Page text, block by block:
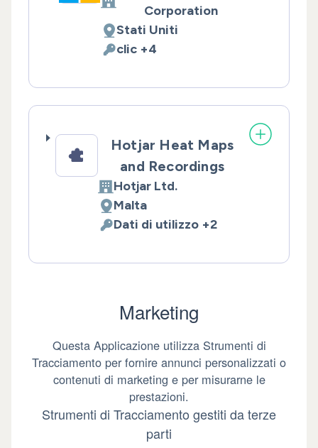
Azienda:Corporation
Luogo del trattamento:
Stati Uniti
Dati Personali trattati:
clic +4
Hotjar Heat Maps
and Recordings
Azienda:
Hotjar Ltd.
Luogo del trattamento:
Malta
Dati Personali trattati:
Dati di utilizzo +2
Marketing
Questa Applicazione utilizza Strumenti di
Tracciamento per fornire annunci personalizzati o
contenuti di marketing e per misurarne le
prestazioni.
Strumenti di Tracciamento gestiti da terze
parti